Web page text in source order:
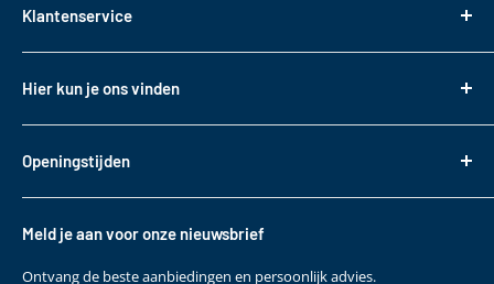
Dakdragers
Fietsendragers
Reistassen
Daktransport voor bedrijfswagens
Klantenservice
Over ons
Bezorgen & Afhalen
Retourneren
Garantie
Hier kun je ons vinden
Tasveld 14
3417XS Montfoort
+31 (0)348 220 138
Eklantenservice@bepakt.nl
Openingstijden
Maandag t/m. vrijdag
10:00 - 17:00
Meld je aan voor onze nieuwsbrief
Ontvang de beste aanbiedingen en persoonlijk advies.